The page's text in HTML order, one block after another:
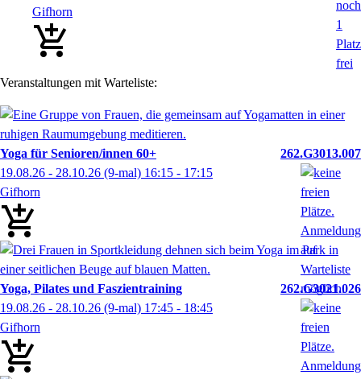
Gifhorn
Veranstaltungen mit Warteliste:
Yoga für Senioren/innen 60+
262.G3013.007
19.08.26 - 28.10.26 (9-mal) 16:15 - 17:15
Gifhorn
Yoga, Pilates und Faszientraining
262.G3021.026
19.08.26 - 28.10.26 (9-mal) 17:45 - 18:45
Gifhorn